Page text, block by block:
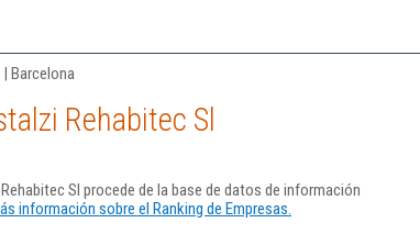
Barcelona
Rehabitec Sl
Sl procede de la base de datos de información
información sobre el Ranking de Empresas.